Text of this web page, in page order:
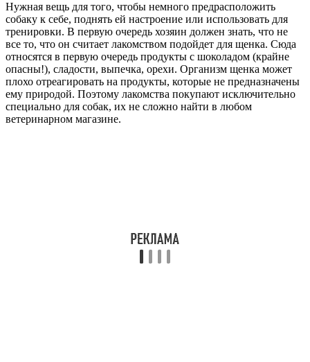
Нужная вещь для того, чтобы немного предрасположить
собаку к себе, поднять ей настроение или использовать для
тренировки. В первую очередь хозяин должен знать, что не
все то, что он считает лакомством подойдет для щенка. Сюда
относятся в первую очередь продукты с шоколадом (крайне
опасны!), сладости, выпечка, орехи. Организм щенка может
плохо отреагировать на продукты, которые не предназначены
ему природой. Поэтому лакомства покупают исключительно
специально для собак, их не сложно найти в любом
ветеринарном магазине.